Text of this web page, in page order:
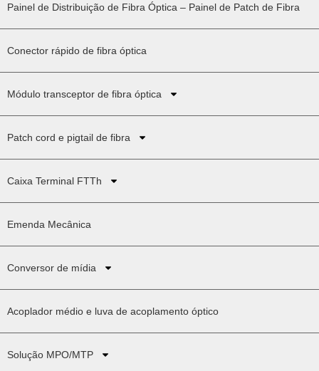
Painel de Distribuição de Fibra Óptica – Painel de Patch de Fibra
Conector rápido de fibra óptica
Módulo transceptor de fibra óptica
Patch cord e pigtail de fibra
Caixa Terminal FTTh
Emenda Mecânica
Conversor de mídia
Acoplador médio e luva de acoplamento óptico
Solução MPO/MTP